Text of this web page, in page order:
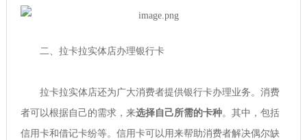
二、拉卡拉实体店办理银行卡
拉卡拉实体店还为广大消费者提供银行卡办理业务。消费
者可以根据自己的需求，来选择自己所需的卡种。其中，包括
信用卡和借记卡纷等。信用卡可以用来帮助消费者解决偶尔缺